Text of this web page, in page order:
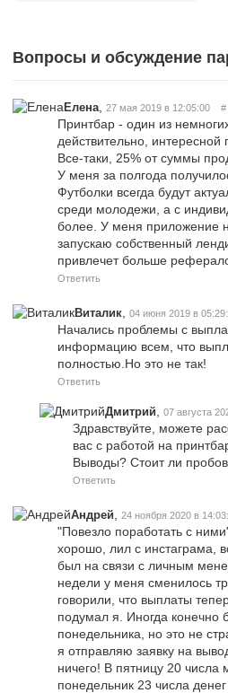
Вопросы и обсуждение
Елена 27 мая 2019 в 12:05:00 #
Принтбар - один из
действительно, интересной
Все-таки, 25% от суммы
У меня за полгода
Футболки всегда будут
среди молодежи, а с
более. У меня приложение
запускаю собственный
привлечет больше
Ответить
Виталик 04 июня 2019 в
Начались проблемы с
информацию всем, что
полностью.Но это не так!
Ответить
Дмитрий 07 августа
Здравствуйте, можете
вас с работой на
Выводы? Стоит ли
Ответить
Андрей 24 ноября 2020 в
"Повезло поработать с
хорошо, лил с инстаграма,
был на связи с личным
недели у меня сменилось
говорили, что выплаты
подумал я. Иногда конечно
понедельника, но это не
я отправляю заявку на
ничего! В пятницу 20
понедельник 23 числа